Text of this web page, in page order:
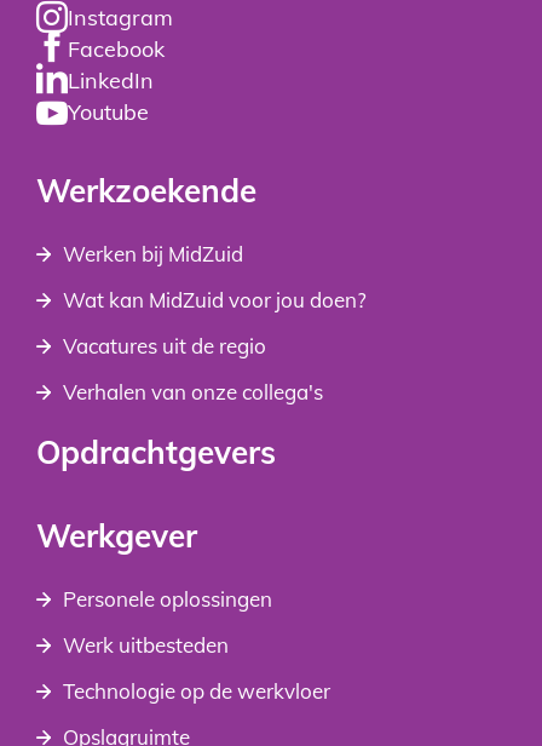
Instagram
Facebook
LinkedIn
Youtube
Werkzoekende
Werken bij MidZuid
Wat kan MidZuid voor jou doen?
Vacatures uit de regio
Verhalen van onze collega's
Opdrachtgevers
Werkgever
Personele oplossingen
Werk uitbesteden
Technologie op de werkvloer
Opslagruimte